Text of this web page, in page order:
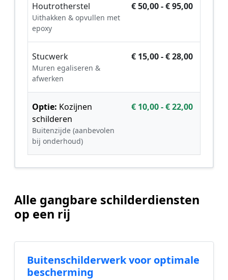
Houtrotherstel
Uithakken & opvullen met
epoxy
€ 50,00 - € 95,00
Stucwerk
Muren egaliseren &
afwerken
€ 15,00 - € 28,00
Optie: Kozijnen
schilderen
Buitenzijde (aanbevolen
bij onderhoud)
€ 10,00 - € 22,00
Alle gangbare schilderdiensten
op een rij
Buitenschilderwerk voor optimale
bescherming